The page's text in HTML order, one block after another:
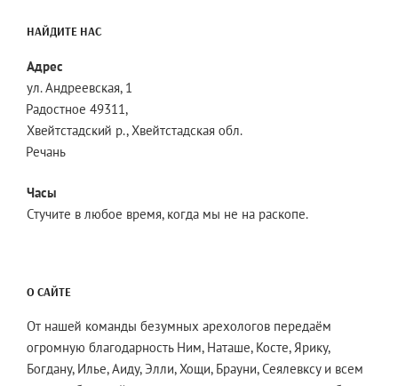
НАЙДИТЕ НАС
Адрес
ул. Андреевская, 1
Радостное 49311,
Хвейтстадский р., Хвейтстадская обл.
Речань
Часы
Стучите в любое время, когда мы не на раскопе.
О САЙТЕ
От нашей команды безумных арехологов передаём
огромную благодарность Ним, Наташе, Косте, Ярику,
Богдану, Илье, Аиду, Элли, Хощи, Брауни, Сеялевксу и всем